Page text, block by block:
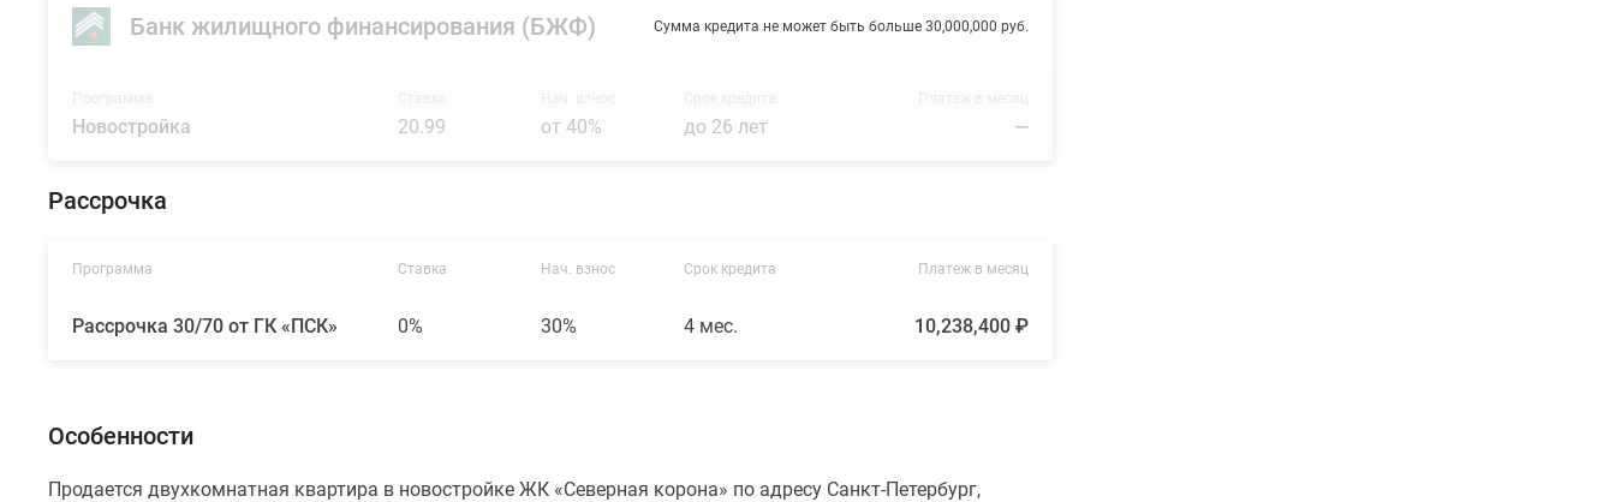
Банк жилищного финансирования (БЖФ) Сумма кредита не может быть больше 30,000,000 руб.
Новостройка 20.99 от 40% до 26 лет —
Рассрочка
Программа
Рассрочка 30/70 от ГК «ПСК»
Ставка
0%
Нач. взнос
30%
Срок кредита
4 мес.
Платеж в месяц
10,238,400 ₽
Особенности
Продается двухкомнатная квартира в новостройке ЖК «Северная корона» по адресу Санкт-Петербург,